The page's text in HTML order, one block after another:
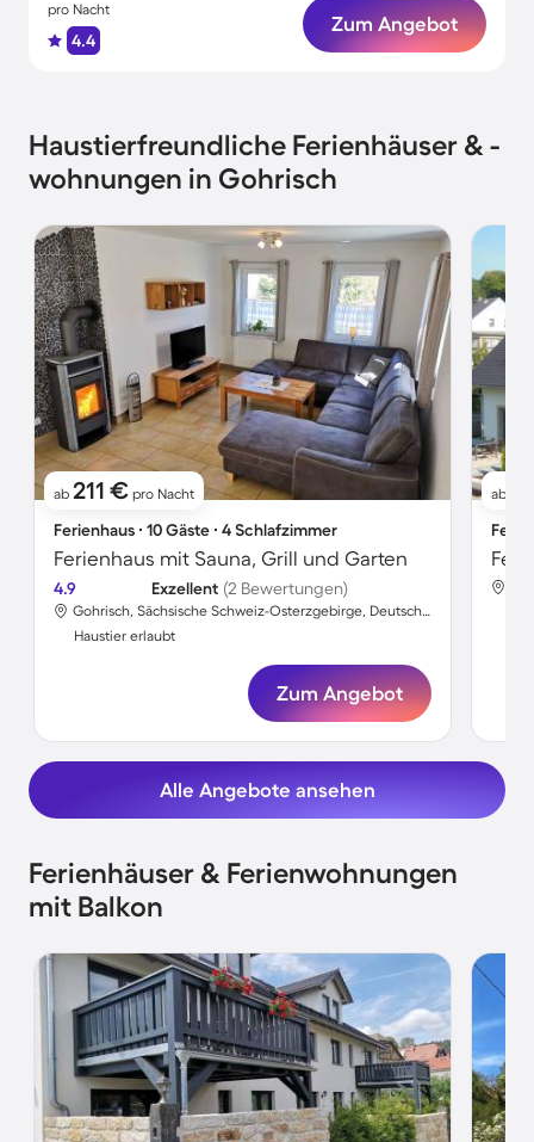
pro Nacht
4.4
Zum Angebot
Haustierfreundliche Ferienhäuser & -
wohnungen in Gohrisch
ab 211 € pro Nacht
Ferienhaus ∙ 10 Gäste ∙ 4 Schlafzimmer
Ferienhaus mit Sauna, Grill und Garten
4.9 Exzellent (2 Bewertungen)
Gohrisch, Sächsische Schweiz-Osterzgebirge, Deutschland
Haustier erlaubt
Zum Angebot
ab
Alle Angebote ansehen
Ferienhäuser & Ferienwohnungen
mit Balkon